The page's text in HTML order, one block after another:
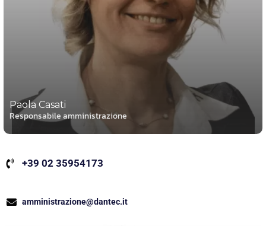
Paola Casati
Responsabile amministrazione
+39 02 35954173
amministrazione@dantec.it